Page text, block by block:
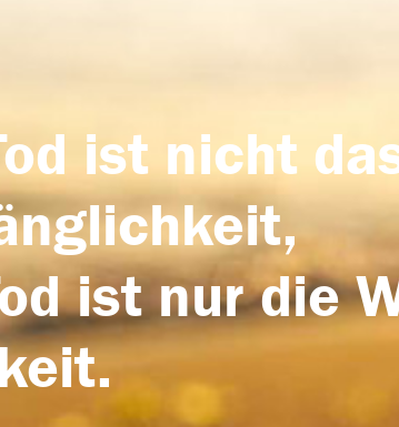
ist nicht
ist nur die